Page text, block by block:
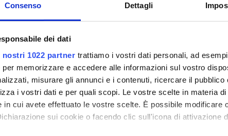
Consenso Dettagli
dei dati
nostri 1022 partner trattiamo i vostri dati personali, ad
per memorizzare e accedere alle informazioni sul vostro
misurare gli annunci e i contenuti, ricercare il
i vostri dati e per quali scopi. Le vostre scelte in materia
in cui avete effettuato le vostre scelte. È possibile
sui cookie o facendo clic sull'icona di attivazione
L'insegnamento è mutuato dall'insegnamento
Laboratorio
imprese e mercati internazionali [L-33]